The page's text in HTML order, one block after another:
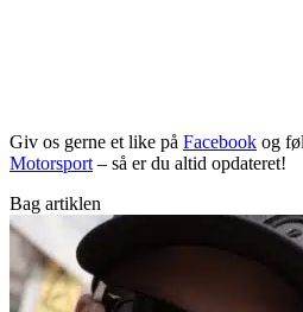
Giv os gerne et like på Facebook og
Motorsport – så er du altid opdateret!
Bag artiklen